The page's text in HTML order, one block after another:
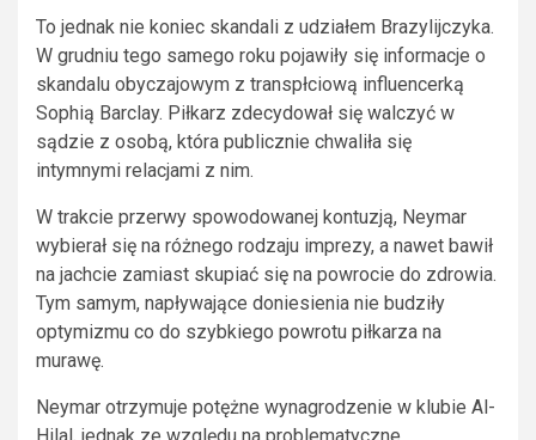
To jednak nie koniec skandali z udziałem Brazylijczyka.
W grudniu tego samego roku pojawiły się informacje o
skandalu obyczajowym z transpłciową influencerką
Sophią Barclay. Piłkarz zdecydował się walczyć w
sądzie z osobą, która publicznie chwaliła się
intymnymi relacjami z nim.
W trakcie przerwy spowodowanej kontuzją, Neymar
wybierał się na różnego rodzaju imprezy, a nawet bawił
na jachcie zamiast skupiać się na powrocie do zdrowia.
Tym samym, napływające doniesienia nie budziły
optymizmu co do szybkiego powrotu piłkarza na
murawę.
Neymar otrzymuje potężne wynagrodzenie w klubie Al-
Hilal, jednak ze względu na problematyczne